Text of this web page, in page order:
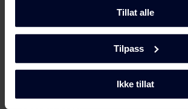
Tillat alle
Tilpass
Ikke tillat
Induksjon
Fargen på komfyrfronten